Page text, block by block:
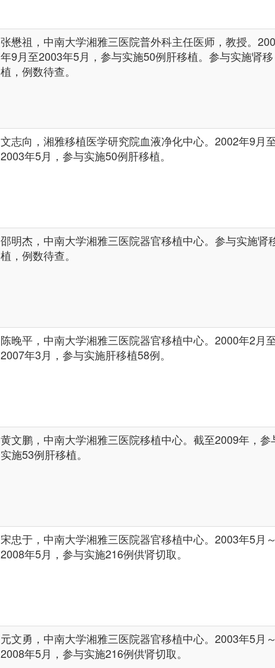
张懋祖，中南大学湘雅三医院普外科主任医师，教授。
年9月至2003年5月，参与实施50例肝移植。参与实施肾移
植，例数待查。
文志向，湘雅移植医学研究院血液净化中心。2002年9月
2003年5月，参与实施50例肝移植。
邵明杰，中南大学湘雅三医院器官移植中心。参与实施肾
植，例数待查。
陈晚平，中南大学湘雅三医院器官移植中心。2000年2月
2007年3月，参与实施肝移植58例。
黄文鹏，中南大学湘雅三医院移植中心。截至2009年，参
实施53例肝移植。
宋忠于，中南大学湘雅三医院器官移植中心。2003年5月～
2008年5月，参与实施216例供肾切取。
元文勇，中南大学湘雅三医院器官移植中心。2003年5月～
2008年5月，参与实施216例供肾切取。